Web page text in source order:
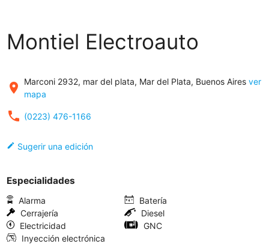
Montiel Electroauto
place Marconi 2932, mar del plata, Mar del Plata, Buenos Aires ver
mapa
local_phone (0223) 476-1166
edit Sugerir una edición
Especialidades
Alarma
Batería
Cerrajería
Diesel
Electricidad
GNC
Inyección electrónica